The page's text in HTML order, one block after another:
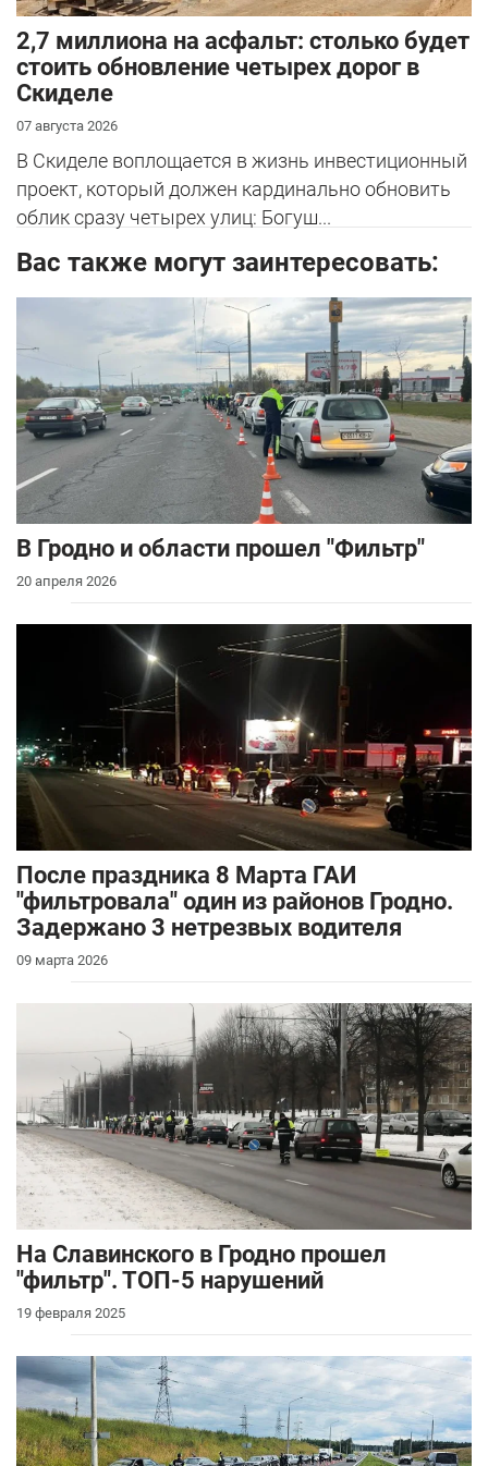
2,7 миллиона на асфальт: столько будет
стоить обновление четырех дорог в
Скиделе
07 августа 2026
В Скиделе воплощается в жизнь инвестиционный
проект, который должен кардинально обновить
облик сразу четырех улиц: Богуш...
Вас также могут заинтересовать:
В Гродно и области прошел "Фильтр"
20 апреля 2026
После праздника 8 Марта ГАИ
"фильтровала" один из районов Гродно.
Задержано 3 нетрезвых водителя
09 марта 2026
На Славинского в Гродно прошел
"фильтр". ТОП-5 нарушений
19 февраля 2025